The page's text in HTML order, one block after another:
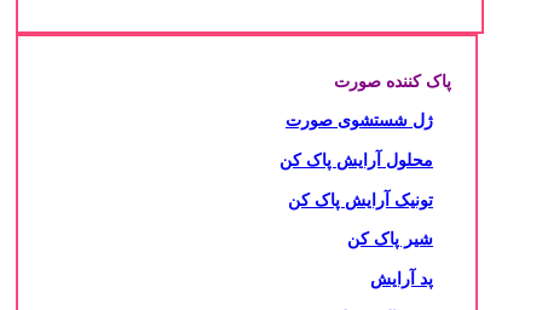
پاک کننده صورت
ژل شستشوی صورت
محلول آرایش پاک کن
تونیک آرایش پاک کن
شیر پاک کن
پد آرایش